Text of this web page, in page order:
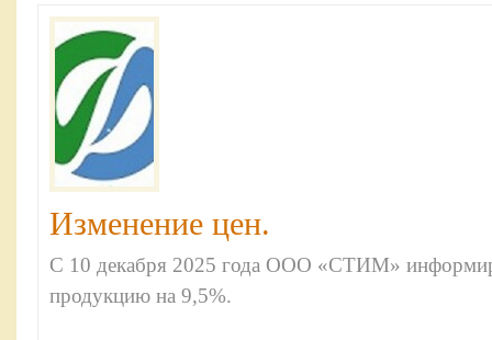
Изменение цен.
С 10 декабря 2025 года ООО «СТИМ»
продукцию на 9,5%.